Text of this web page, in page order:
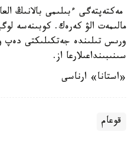
مەكتەپتەگى ءبىلىمى بالانىڭ
مالىمەت الۋ كەرەك. كوبىنەسە
ورىس تىلىندە جەتكىلىكتى دەپ
سىنىبىنداعىلارعا از.
«استانا» ارناسى
قوعام